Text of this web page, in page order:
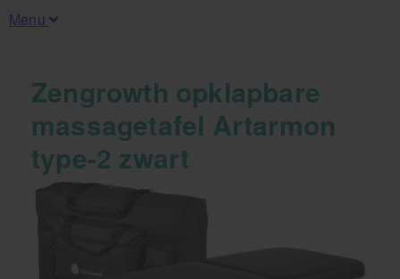
Menu
Fysiotherapieproducten
Verbruiksmaterialen
Massage
Massagetafels
Mobiele massagetafels
Zengrowth opklapbare
massagetafel Artarmon
type-2 zwart